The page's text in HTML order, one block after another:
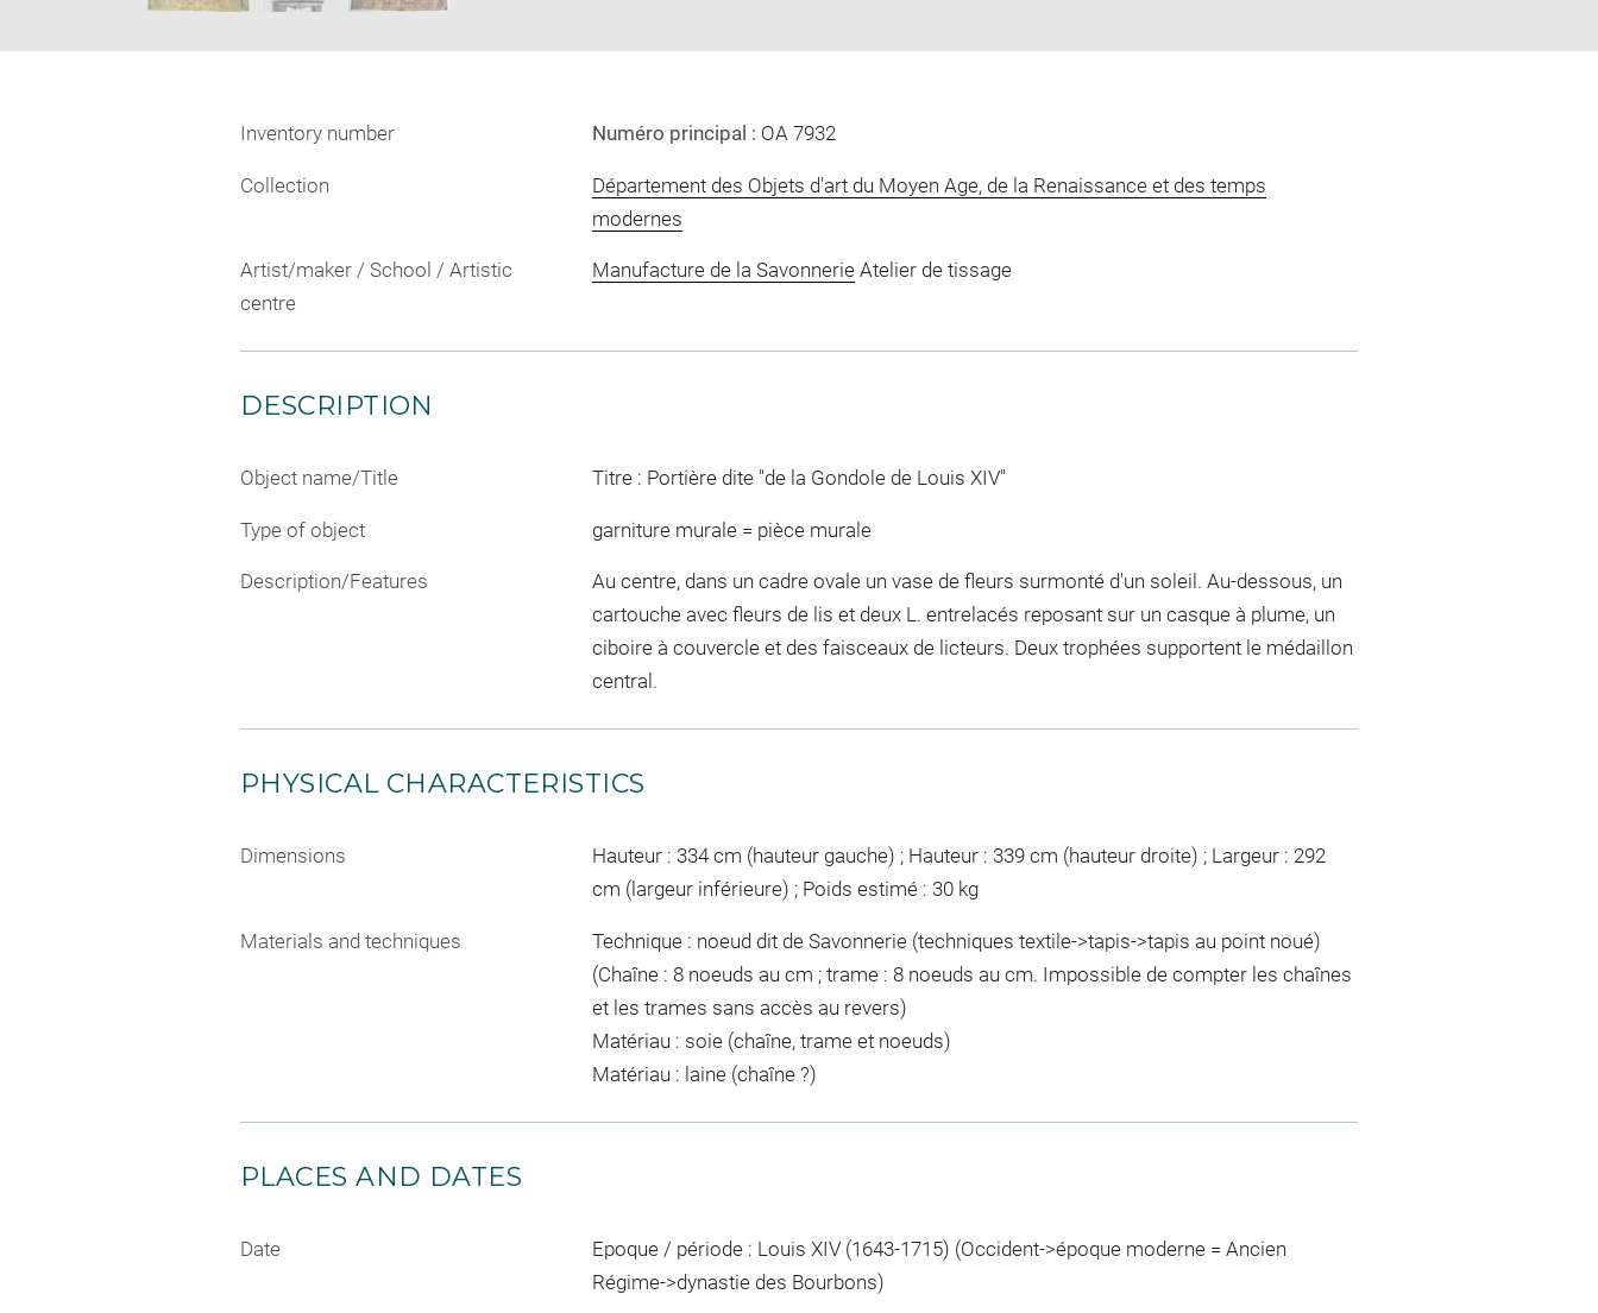
Inventory number Numéro principal : OA 7932
Collection
Département des Objets d'art du Moyen Age, de la Renaissance et des temps
modernes
Artist/maker / School / Artistic
centre
Manufacture de la SavonnerieAtelier de tissage
DESCRIPTION
Object name/Title Titre : Portière dite "de la Gondole de Louis XIV"
Type of object garniture murale = pièce murale
Description/Features
Au centre, dans un cadre ovale un vase de fleurs surmonté d'un soleil. Au-dessous, un
cartouche avec fleurs de lis et deux L. entrelacés reposant sur un casque à plume, un
ciboire à couvercle et des faisceaux de licteurs. Deux trophées supportent le médaillon
central.
PHYSICAL CHARACTERISTICS
Dimensions
Hauteur : 334 cm (hauteur gauche) ; Hauteur : 339 cm (hauteur droite) ; Largeur : 292
cm (largeur inférieure) ; Poids estimé : 30 kg
Materials and techniques
Technique : noeud dit de Savonnerie (techniques textile->tapis->tapis au point noué)
(Chaîne : 8 noeuds au cm ; trame : 8 noeuds au cm. Impossible de compter les chaînes
et les trames sans accès au revers)
Matériau : soie (chaîne, trame et noeuds)
Matériau : laine (chaîne ?)
PLACES AND DATES
Date
Epoque / période : Louis XIV (1643-1715) (Occident->époque moderne = Ancien
Régime->dynastie des Bourbons)